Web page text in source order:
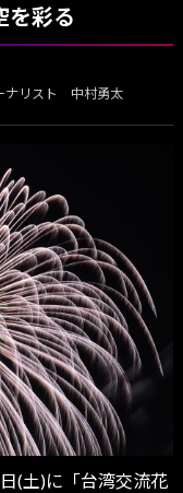
を彩る
ナリスト 中村勇太
(土)に「台湾交流花